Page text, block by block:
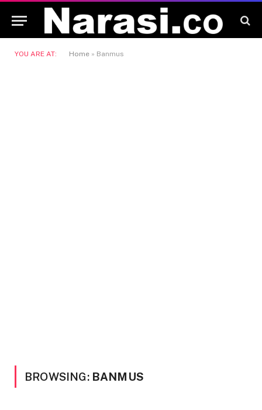
YOU ARE AT: Home » Banmus
BROWSING: BANMUS